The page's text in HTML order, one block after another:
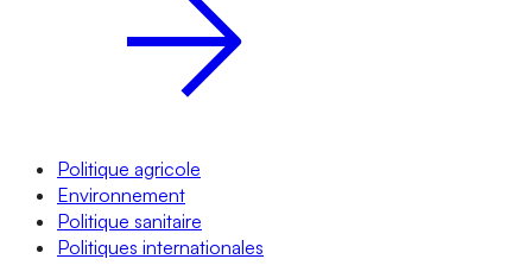
Politique agricole
Environnement
Politique sanitaire
Politiques internationales